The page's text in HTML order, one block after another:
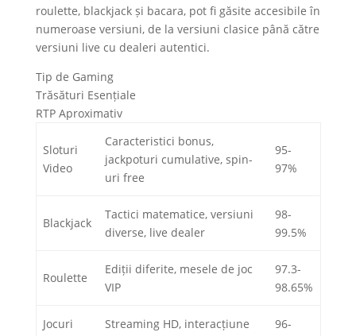
roulette, blackjack și bacara, pot fi găsite accesibile în
numeroase versiuni, de la versiuni clasice până către
versiuni live cu dealeri autentici.
Tip de Gaming
Trăsături Esențiale
RTP Aproximativ
Sloturi
Video
Caracteristici bonus,
jackpoturi cumulative, spin-
uri free
95-
97%
Blackjack
Tactici matematice, versiuni
diverse, live dealer
98-
99.5%
Roulette
Ediții diferite, mesele de joc
VIP
97.3-
98.65%
Jocuri
Streaming HD, interacțiune
96-